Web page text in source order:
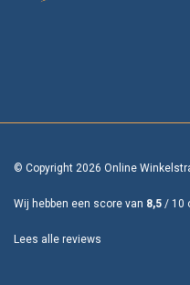
© Copyright 2026 Online
Wij hebben een score van 8,5 / 10
Lees alle reviews